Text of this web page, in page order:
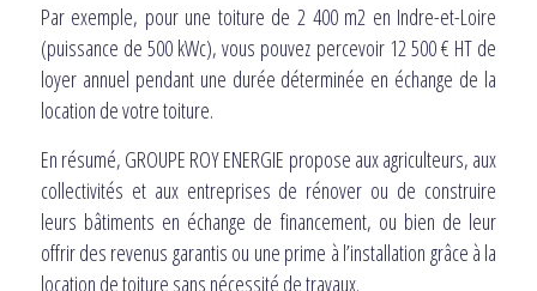
Par exemple, pour une toiture de 2 400 m2 en Indre-et-Loire
(puissance de 500 kWc), vous pouvez percevoir 12 500 € HT de
loyer annuel pendant une durée déterminée en échange de la
location de votre toiture.
En résumé, GROUPE ROY ENERGIE propose aux agriculteurs, aux
collectivités et aux entreprises de rénover ou de construire
leurs bâtiments en échange de financement, ou bien de leur
offrir des revenus garantis ou une prime à l’installation grâce à la
location de toiture sans nécessité de travaux.